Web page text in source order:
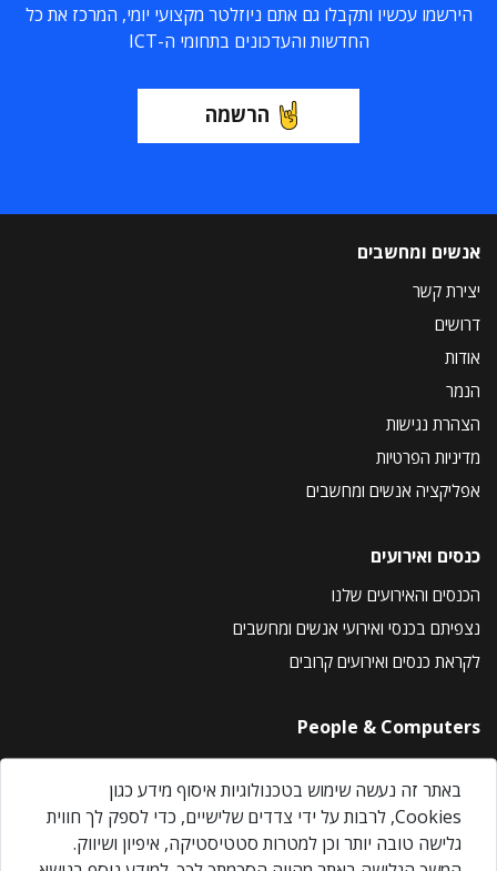
הירשמו עכשיו ותקבלו גם אתם ניוזלטר מקצועי יומי, המרכז את כל
החדשות והעדכונים בתחומי ה-ICT
הרשמה
אנשים ומחשבים
יצירת קשר
דרושים
אודות
הנמר
הצהרת נגישות
מדיניות הפרטיות
אפליקציה אנשים ומחשבים
כנסים ואירועים
הכנסים והאירועים שלנו
נצפיתם בכנסי ואירועי אנשים ומחשבים
לקראת כנסים ואירועים קרובים
People & Computers
About Us
Privacy Policy
Contact Us
Our Events
באתר זה נעשה שימוש בטכנולוגיות איסוף מידע כגון
Cookies, לרבות על ידי צדדים שלישיים, כדי לספק לך חווית
גלישה טובה יותר וכן למטרות סטטיסטיקה, איפיון ושיווק.